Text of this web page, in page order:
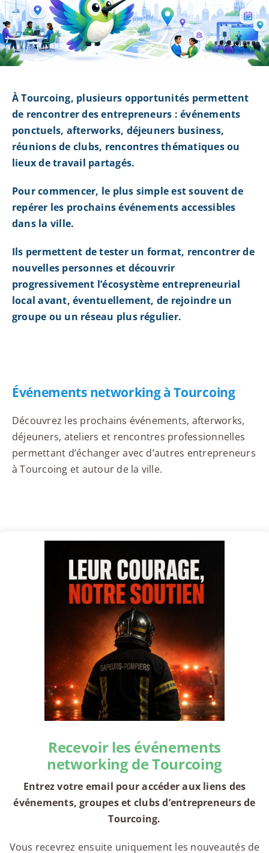
À Tourcoing, plusieurs opportunités permettent
de rencontrer des entrepreneurs : événements
ponctuels, afterworks, déjeuners business,
réunions de clubs, rencontres thématiques ou
lieux de travail partagés.
Pour commencer, le plus simple est souvent de
repérer les prochains événements accessibles
dans la ville.
Ils permettent de tester un format, rencontrer de
nouvelles personnes et découvrir
progressivement l’écosystème entrepreneurial
local avant, éventuellement, de rejoindre un
groupe ou un réseau plus régulier.
Événements networking à Tourcoing
Découvrez les prochains événements, afterworks,
déjeuners, ateliers et rencontres professionnelles
permettant d’échanger avec d’autres entrepreneurs
à Tourcoing et autour de la ville.
Recevoir les événements
networking de Tourcoing
Entrez votre email pour accéder aux liens des
événements, groupes et clubs d’entrepreneurs de
Tourcoing.
Vous recevrez ensuite uniquement les nouveautés de